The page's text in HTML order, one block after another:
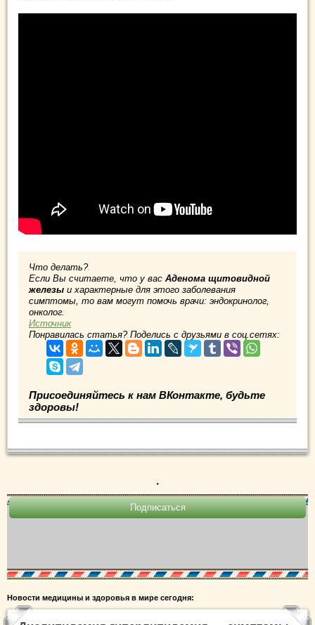
Что делать?
Если Вы считаете, что у вас Аденома щитовидной
железы и характерные для этого заболевания
симптомы, то вам могут помочь врачи: эндокринолог,
онколог.
Источник
Понравилась статья? Поделись с друзьями в соц.сетях:
Присоединяйтесь к нам ВКонтакте, будьте
здоровы!
.
Новости медицины и здоровья в мире сегодня: